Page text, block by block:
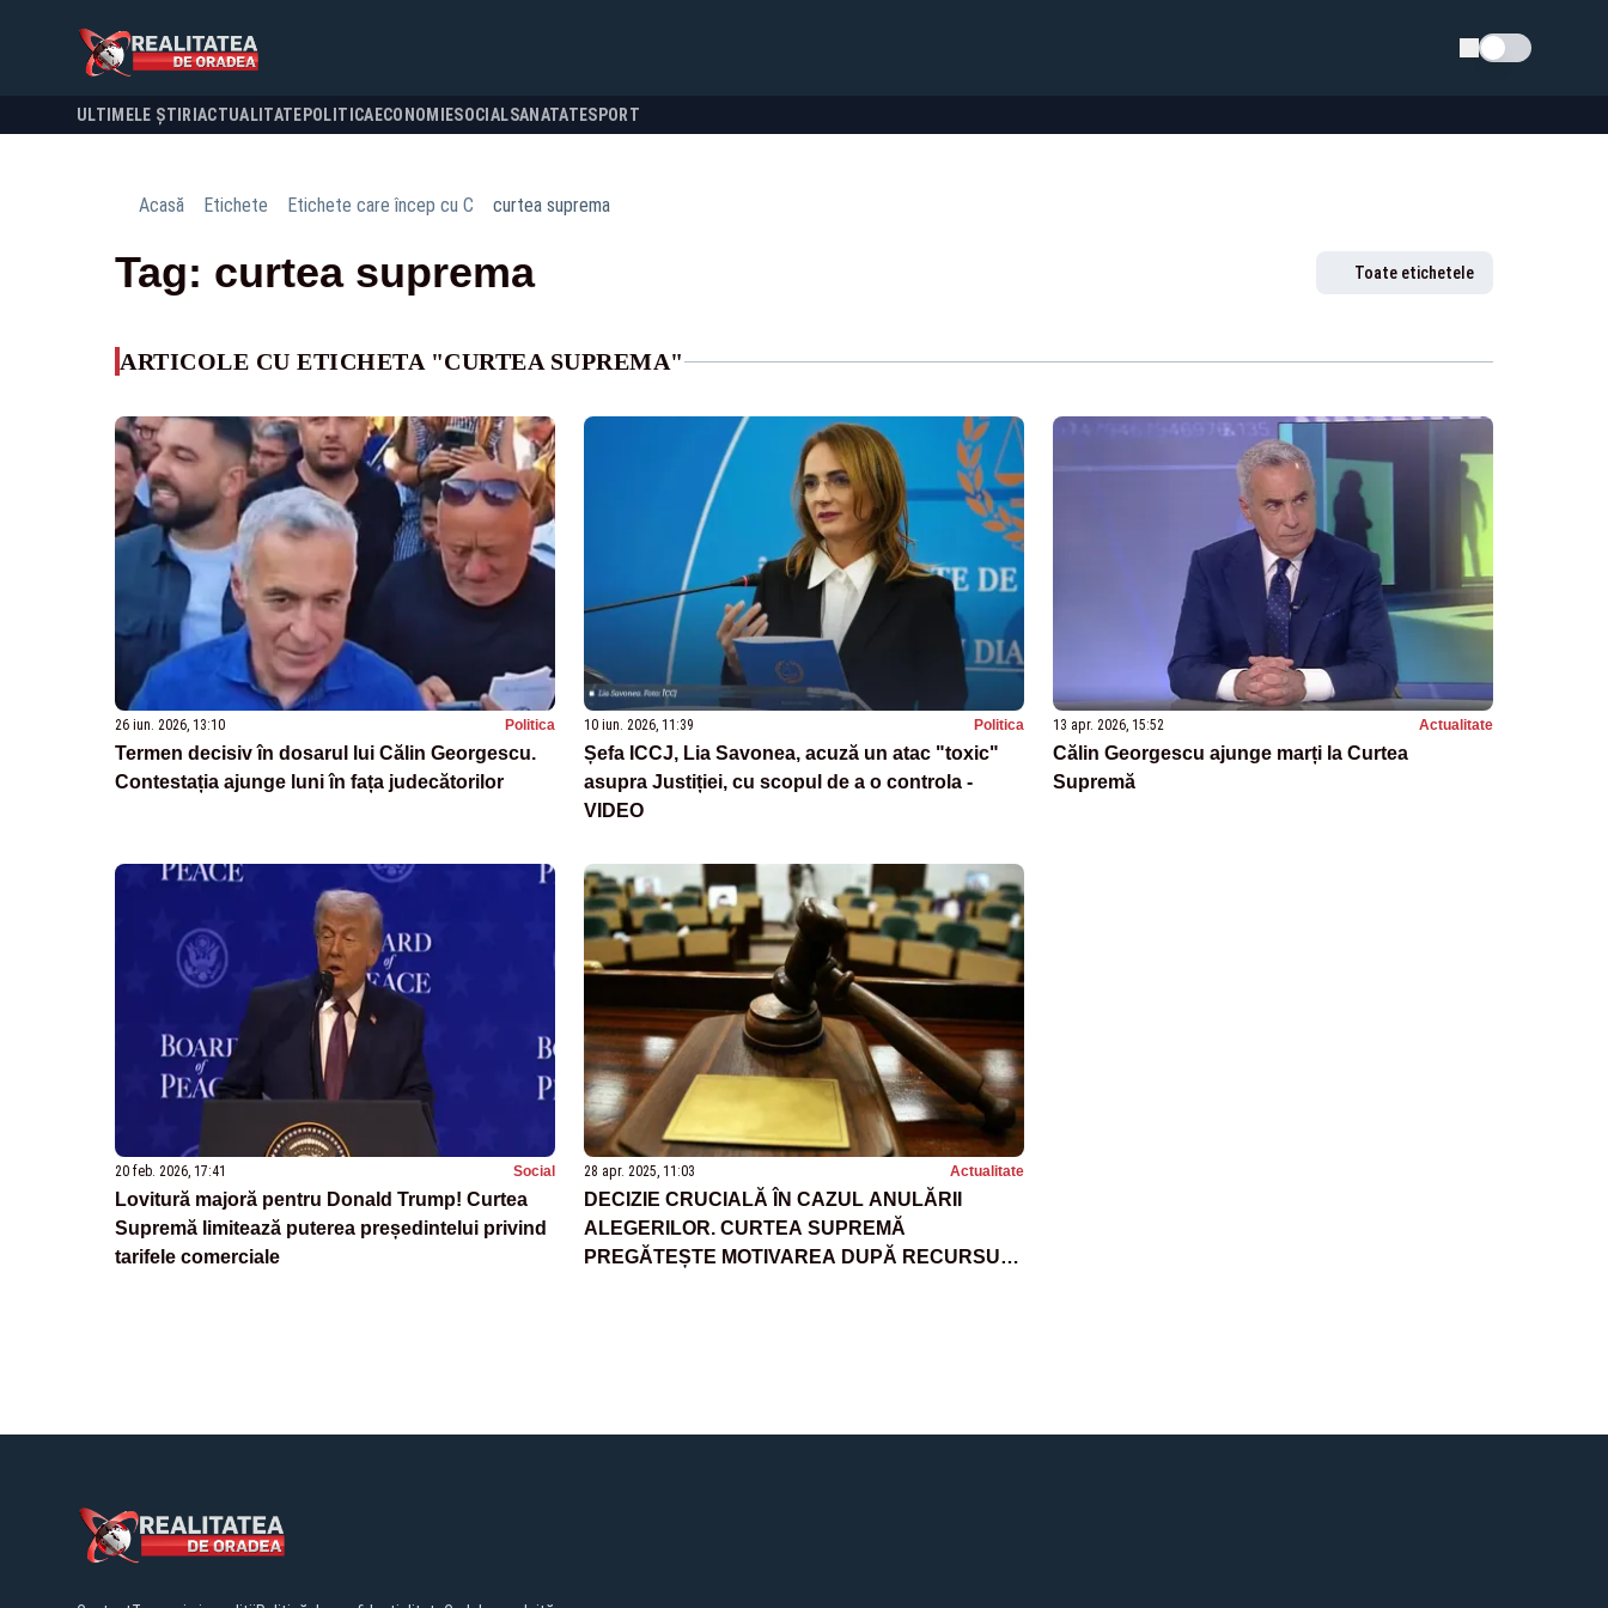
Schimba tema
ULTIMELE ȘTIRI ACTUALITATE POLITICA ECONOMIESOCIALSANATATESPORT
Acasă Etichete Etichete care încep cu C curtea suprema
Tag: curtea suprema Toate etichetele
ARTICOLE CU ETICHETA "CURTEA SUPREMA"
26 iun. 2026, 13:10 Politica
Termen decisiv în dosarul lui Călin Georgescu.
Contestația ajunge luni în fața judecătorilor
10 iun. 2026, 11:39 Politica
Șefa ICCJ, Lia Savonea, acuză un atac "toxic"
asupra Justiției, cu scopul de a o controla -
VIDEO
13 apr. 2026, 15:52 Actualitate
Călin Georgescu ajunge marți la Curtea
Supremă
20 feb. 2026, 17:41 Social
Lovitură majoră pentru Donald Trump! Curtea
Supremă limitează puterea președintelui privind
tarifele comerciale
28 apr. 2025, 11:03 Actualitate
DECIZIE CRUCIALĂ ÎN CAZUL ANULĂRII
ALEGERILOR. CURTEA SUPREMĂ
PREGĂTEȘTE MOTIVAREA DUPĂ RECURSUL